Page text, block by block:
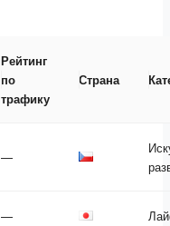
Рейтинг
по
трафику
Страна
—
—